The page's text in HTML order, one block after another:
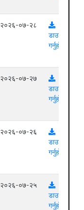
२०२६-०७-२८
डाउनलोड
गर्नुहोस्
२०२६-०७-२७
डाउनलोड
गर्नुहोस्
२०२६-०७-२६
डाउनलोड
गर्नुहोस्
२०२६-०७-२५
डाउनलोड
गर्नुहोस्